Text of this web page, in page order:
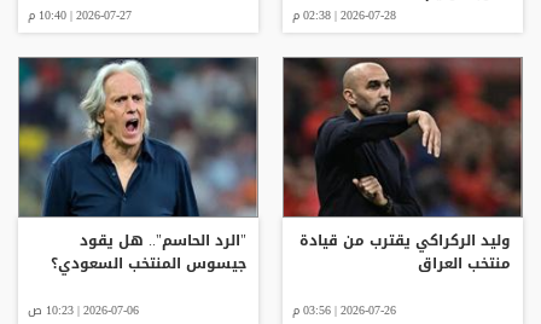
2026-07-28 | 02:38 م 2026-07-27 | 10:40 م
وليد الركراكي يقترب من قيادة
منتخب العراق
2026-07-26 | 03:56 م
"الرد الحاسم".. هل يقود
جيسوس المنتخب السعودي؟
2026-07-06 | 10:23 ص